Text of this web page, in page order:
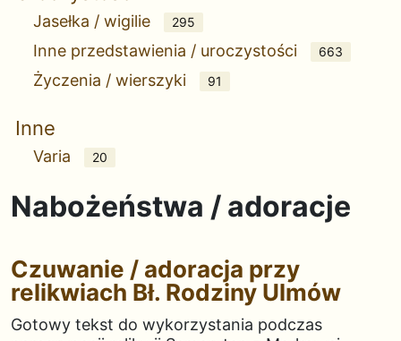
Jasełka / wigilie 295
Inne przedstawienia / uroczystości 663
Życzenia / wierszyki 91
Inne
Varia 20
Nabożeństwa / adoracje
Czuwanie / adoracja przy
relikwiach Bł. Rodziny Ulmów
Gotowy tekst do wykorzystania podczas